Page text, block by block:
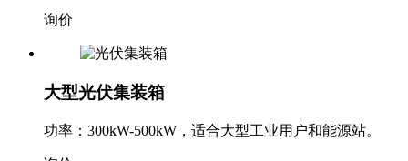
询价
大型光伏集装箱
功率：300kW-500kW，适合大型工业用户和能源站。